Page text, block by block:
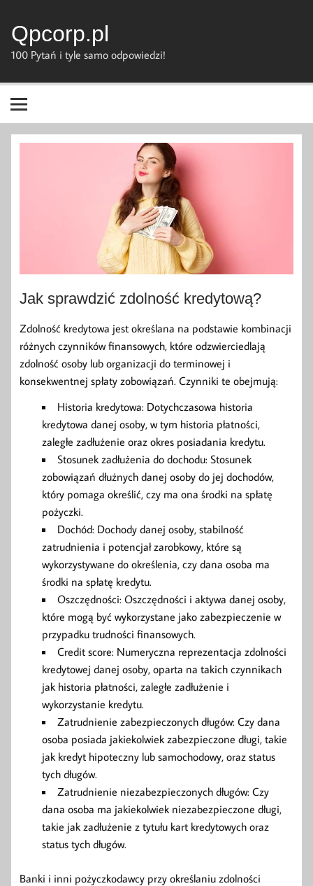
content
Qpcorp.pl
100 Pytań i tyle samo odpowiedzi!
Jak sprawdzić zdolność kredytową?
Zdolność kredytowa jest określana na podstawie kombinacji
różnych czynników finansowych, które odzwierciedlają
zdolność osoby lub organizacji do terminowej i
konsekwentnej spłaty zobowiązań. Czynniki te obejmują:
Historia kredytowa: Dotychczasowa historia
kredytowa danej osoby, w tym historia płatności,
zaległe zadłużenie oraz okres posiadania kredytu.
Stosunek zadłużenia do dochodu: Stosunek
zobowiązań dłużnych danej osoby do jej dochodów,
który pomaga określić, czy ma ona środki na spłatę
pożyczki.
Dochód: Dochody danej osoby, stabilność
zatrudnienia i potencjał zarobkowy, które są
wykorzystywane do określenia, czy dana osoba ma
środki na spłatę kredytu.
Oszczędności: Oszczędności i aktywa danej osoby,
które mogą być wykorzystane jako zabezpieczenie w
przypadku trudności finansowych.
Credit score: Numeryczna reprezentacja zdolności
kredytowej danej osoby, oparta na takich czynnikach
jak historia płatności, zaległe zadłużenie i
wykorzystanie kredytu.
Zatrudnienie zabezpieczonych długów: Czy dana
osoba posiada jakiekolwiek zabezpieczone długi, takie
jak kredyt hipoteczny lub samochodowy, oraz status
tych długów.
Zatrudnienie niezabezpieczonych długów: Czy
dana osoba ma jakiekolwiek niezabezpieczone długi,
takie jak zadłużenie z tytułu kart kredytowych oraz
status tych długów.
Banki i inni pożyczkodawcy przy określaniu zdolności